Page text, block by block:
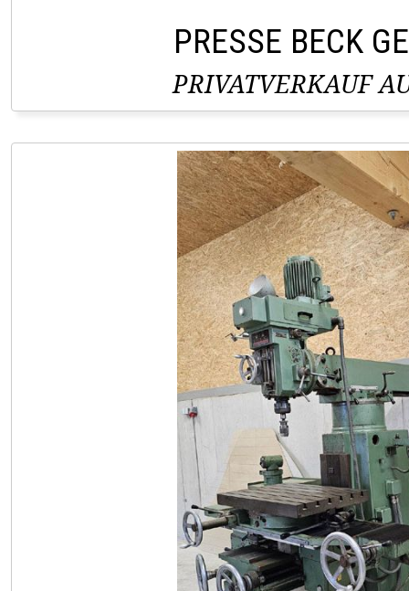
PRESSE BECK
PRIVATVERKAUF